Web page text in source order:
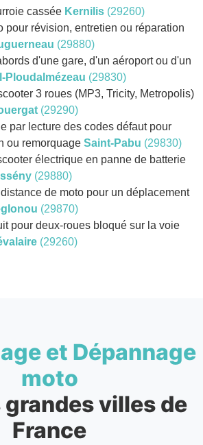
cassée Kernilis (29260)
pour révision, entretien ou réparation
(29880)
d'une gare, d'un aéroport ou d'un
Ploudalmézeau (29830)
3 roues (MP3, Tricity, Metropolis)
(29290)
par lecture des codes défaut pour
ou remorquage Saint-Pabu (29830)
électrique en panne de batterie
(29880)
de moto pour un déplacement
(29870)
pour deux-roues bloqué sur la voie
(29260)
et Dépannage
moto
grandes villes de
France